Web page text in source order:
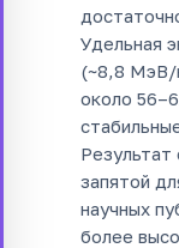
Удельная
(~8,8 МэВ/
около
Результат
запятой
научных
более